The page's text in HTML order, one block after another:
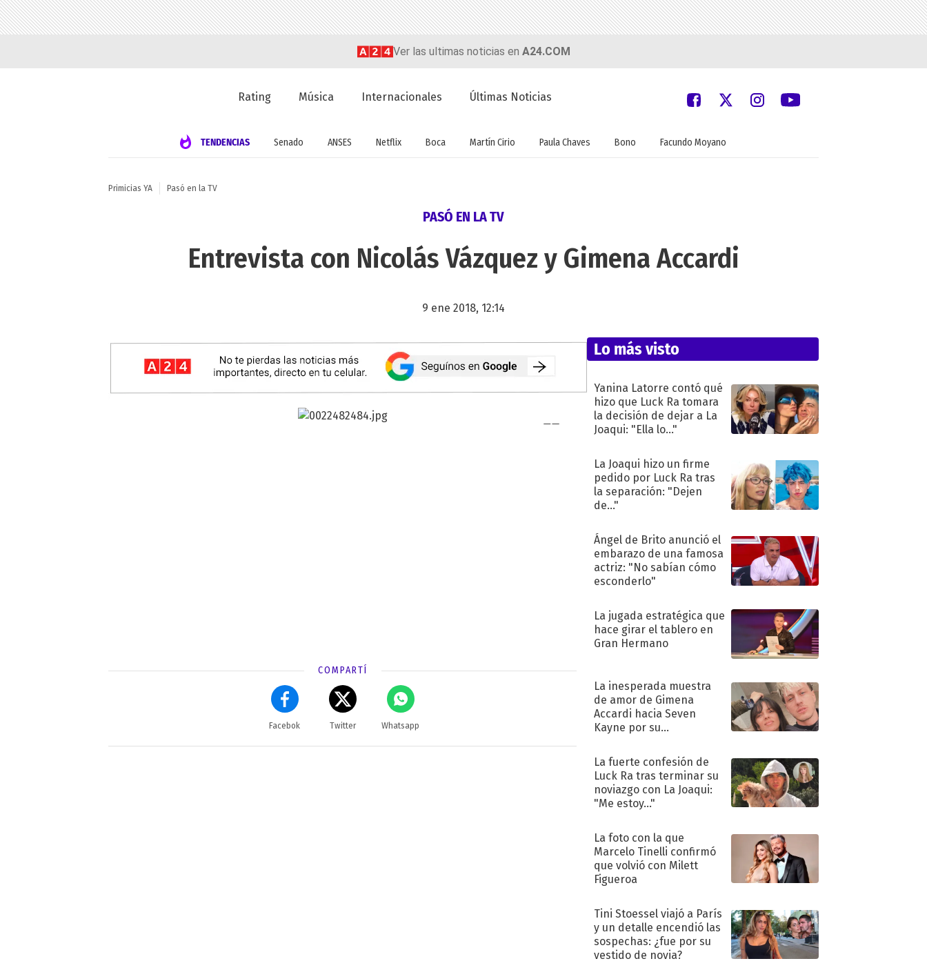
Ver las ultimas noticias en A24.COM
Rating Música Internacionales Últimas Noticias
TENDENCIAS Senado ANSES Netflix Boca Martín Cirio Paula Chaves Bono Facundo Moyano
Primicias YA Pasó en la TV
PASÓ EN LA TV
Entrevista con Nicolás Vázquez y Gimena Accardi
9 ene 2018, 12:14
COMPARTÍ
Facebok Twitter Whatsapp
Lo más visto
Yanina Latorre contó qué
hizo que Luck Ra tomara
la decisión de dejar a La
Joaqui: "Ella lo..."
La Joaqui hizo un firme
pedido por Luck Ra tras
la separación: "Dejen
de..."
Ángel de Brito anunció el
embarazo de una famosa
actriz: "No sabían cómo
esconderlo"
La jugada estratégica que
hace girar el tablero en
Gran Hermano
La inesperada muestra
de amor de Gimena
Accardi hacia Seven
Kayne por su
La fuerte confesión de
Luck Ra tras terminar su
noviazgo con La Joaqui:
"Me estoy..."
La foto con la que
Marcelo Tinelli confirmó
que volvió con Milett
Figueroa
Tini Stoessel viajó a París
y un detalle encendió las
sospechas: ¿fue por su
vestido de novia?